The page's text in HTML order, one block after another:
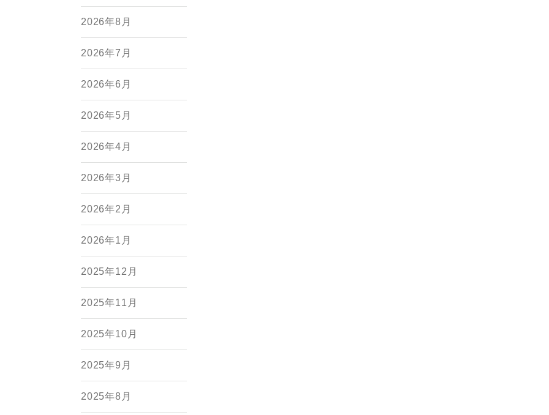
2026年8月
2026年7月
2026年6月
2026年5月
2026年4月
2026年3月
2026年2月
2026年1月
2025年12月
2025年11月
2025年10月
2025年9月
2025年8月